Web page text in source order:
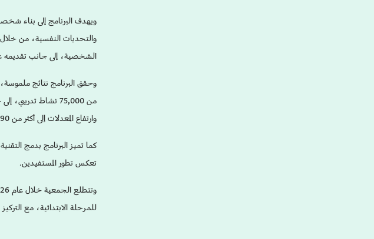
ويهدف البرنامج إلى بناء
والتحديات النفسية، من خلال
الشخصية، إلى جانب تقديمه
وارتفاع المعدلات إلى أكثر من 90%.
كما تميز البرنامج بدمج
تعكس تطور المستفيدين.
للمرحلة الابتدائية، مع